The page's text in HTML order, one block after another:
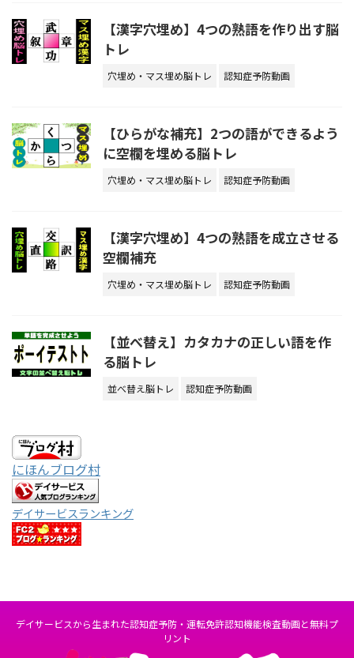
【漢字穴埋め】4つの熟語を作り出す脳
トレ
穴埋め・マス埋め脳トレ 認知症予防動画
【ひらがな補充】2つの語ができるよう
に空欄を埋める脳トレ
穴埋め・マス埋め脳トレ 認知症予防動画
【漢字穴埋め】4つの熟語を成立させる
空欄補充
穴埋め・マス埋め脳トレ 認知症予防動画
【並べ替え】カタカナの正しい語を作
る脳トレ
並べ替え脳トレ 認知症予防動画
にほんブログ村
デイサービスランキング
デイサービスから生まれた認知症予防・運転免許認知機能検査動画と無料プ
リント